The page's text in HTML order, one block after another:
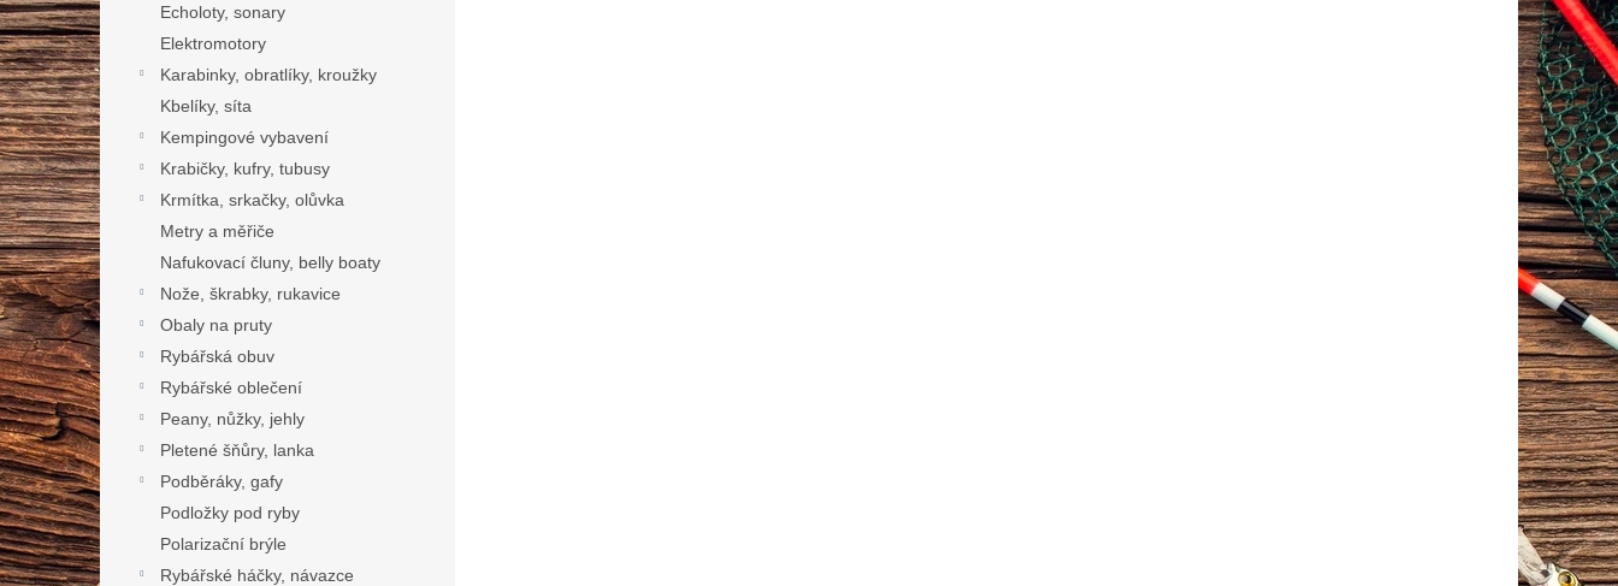
Echoloty, sonary
Elektromotory
Karabinky, obratlíky, kroužky
Kbelíky, síta
Kempingové vybavení
Krabičky, kufry, tubusy
Krmítka, srkačky, olůvka
Metry a měřiče
Nafukovací čluny, belly boaty
Nože, škrabky, rukavice
Obaly na pruty
Rybářská obuv
Rybářské oblečení
Peany, nůžky, jehly
Pletené šňůry, lanka
Podběráky, gafy
Podložky pod ryby
Polarizační brýle
Rybářské háčky, návazce